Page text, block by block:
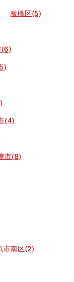
板橋区(5)
(6)
(4)
市(8)
市南区(2)